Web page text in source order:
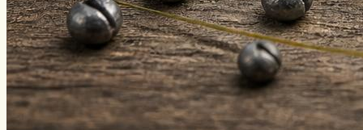
Эхолоты
Лодки и моторы
Узлы
Рецепты
Разное